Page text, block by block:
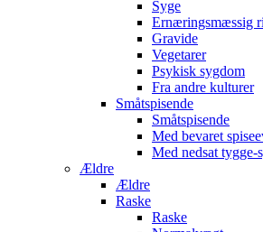
Syge
Ernæringsmæssig
Gravide
Vegetarer
Psykisk sygdom
Fra andre kulturer
Småtspisende
Småtspisende
Med bevaret
Med nedsat tygge-
Ældre
Ældre
Raske
Raske